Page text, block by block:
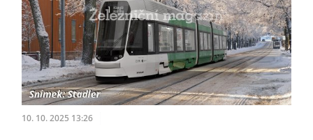
10. 10. 2025 13:26